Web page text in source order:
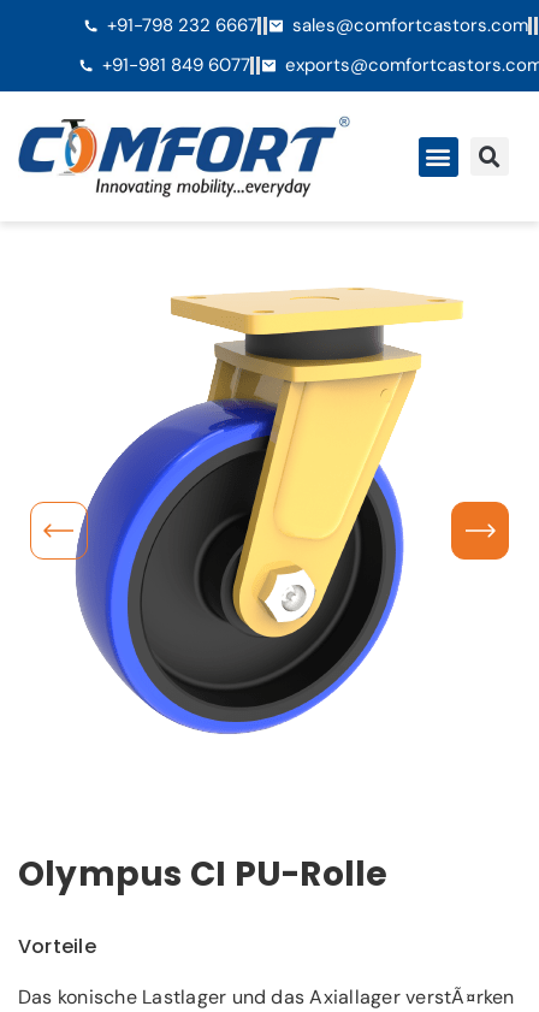
+91-798 232 6667
sales@comfortcastors.com
+91-981 849 6077
Olympus CI PU-Rolle
Vorteile
Das konische Lastlager und das Axiallager verstÃ¤rken